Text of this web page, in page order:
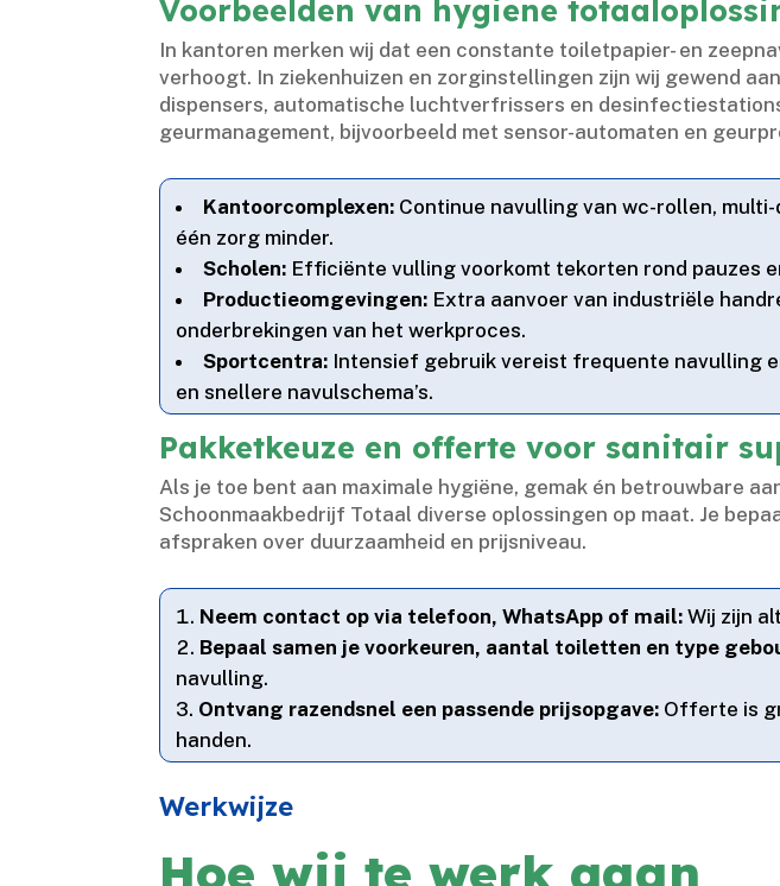
Voorbeelden van hygiene
In kantoren merken wij dat een constante toiletpapier- en
verhoogt.​ In ziekenhuizen en zorginstellingen zijn wij gewend
dispensers, automatische luchtverfrissers en
geurmanagement, bijvoorbeeld met sensor-automaten en
Kantoorcomplexen: Continue navulling van wc-rollen,
één zorg minder.​
Scholen: Efficiënte vulling voorkomt tekorten rond pauzes
Productieomgevingen: Extra aanvoer van industriële
onderbrekingen van het werkproces.​
Sportcentra: Intensief gebruik vereist frequente navulling
en snellere navulschema’s.​
Pakketkeuze en offerte voor sanitair
Als je toe bent aan maximale hygiëne, gemak én betrouwbare
Schoonmaakbedrijf Totaal diverse oplossingen op maat.​ Je
afspraken over duurzaamheid en prijsniveau.​
Neem contact op via telefoon, WhatsApp of mail: Wij zijn
Bepaal samen je voorkeuren, aantal toiletten en type
navulling.​
Ontvang razendsnel een passende prijsopgave: Offerte is
handen.​
Werkwijze
Hoe wij te werk gaan